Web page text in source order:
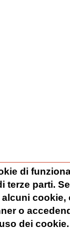
di
terze parti.
o
dei cookie.